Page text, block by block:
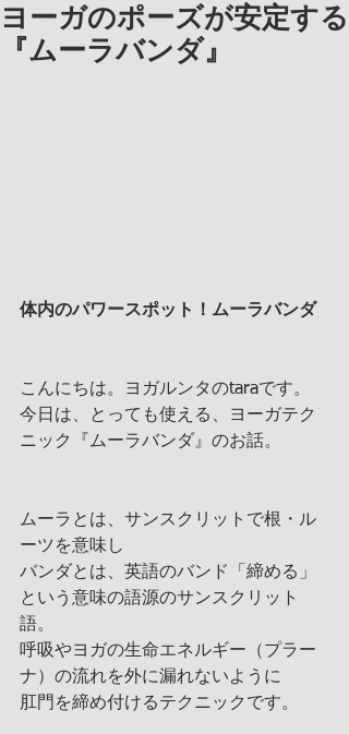
ヨーガのポーズが安定する
『ムーラバンダ』
体内のパワースポット！ムーラバンダ
こんにちは。ヨガルンタのtaraです。
今日は、とっても使える、ヨーガテク
ニック『ムーラバンダ』のお話。
ムーラとは、サンスクリットで根・ル
ーツを意味し
バンダとは、英語のバンド「締める」
という意味の語源のサンスクリット
語。
呼吸やヨガの生命エネルギー（プラー
ナ）の流れを外に漏れないように
肛門を締め付けるテクニックです。